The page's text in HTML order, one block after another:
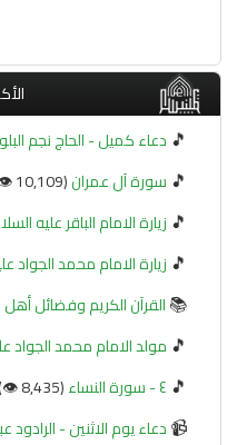
🎵 دعاء كميل - الحاج نجم
🎵 سورة آل عمران(10,109 👁️)
🎵 زيارة الامام الباقر عليه
🎵 زيارة الامام محمد الجواد
📚القرآن الكريم وفضائل
🎵 مولد الامام محمد الجواد
🎵 ٤ - سورة النساء (8,435 👁️)
📹دعاء يوم الاثنين -